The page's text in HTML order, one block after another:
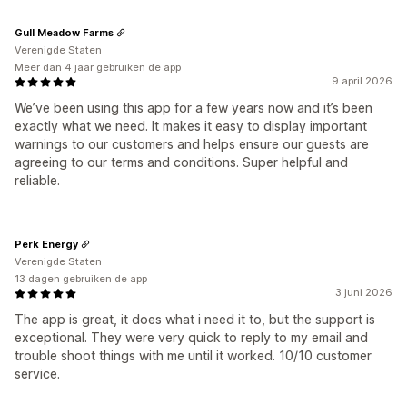
9 april 2026
We’ve been using this app for a few years now and it’s been
exactly what we need. It makes it easy to display important
warnings to our customers and helps ensure our guests are
agreeing to our terms and conditions. Super helpful and
reliable.
Gull Meadow Farms
Verenigde Staten
Meer dan 4 jaar gebruiken de app
3 juni 2026
The app is great, it does what i need it to, but the support is
exceptional. They were very quick to reply to my email and
trouble shoot things with me until it worked. 10/10 customer
service.
Perk Energy
Verenigde Staten
13 dagen gebruiken de app